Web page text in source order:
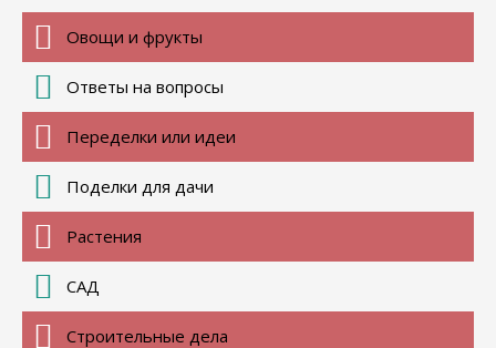
Овощи и фрукты
Ответы на вопросы
Переделки или идеи
Поделки для дачи
Растения
САД
Строительные дела